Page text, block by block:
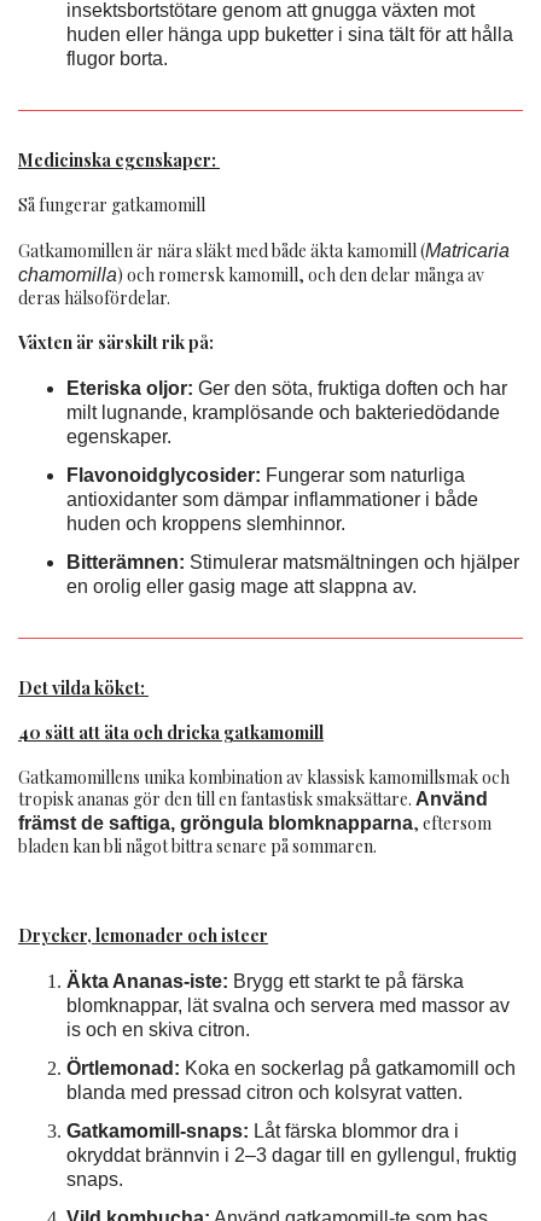
insektsbortstötare genom att gnugga växten mot
huden eller hänga upp buketter i sina tält för att hålla
flugor borta.
Medicinska egenskaper:
Så fungerar gatkamomill
Gatkamomillen är nära släkt med både äkta kamomill (Matricaria
chamomilla) och romersk kamomill, och den delar många av
deras hälsofördelar.
Växten är särskilt rik på:
Eteriska oljor: Ger den söta, fruktiga doften och har
milt lugnande, kramplösande och bakteriedödande
egenskaper.
Flavonoidglycosider: Fungerar som naturliga
antioxidanter som dämpar inflammationer i både
huden och kroppens slemhinnor.
Bitterämnen: Stimulerar matsmältningen och hjälper
en orolig eller gasig mage att slappna av.
Det vilda köket:
40 sätt att äta och dricka gatkamomill
Gatkamomillens unika kombination av klassisk kamomillsmak och
tropisk ananas gör den till en fantastisk smaksättare. Använd
främst de saftiga, gröngula blomknapparna, eftersom
bladen kan bli något bittra senare på sommaren.
Drycker, lemonader och isteer
Äkta Ananas-iste: Brygg ett starkt te på färska
blomknappar, lät svalna och servera med massor av
is och en skiva citron.
Örtlemonad: Koka en sockerlag på gatkamomill och
blanda med pressad citron och kolsyrat vatten.
Gatkamomill-snaps: Låt färska blommor dra i
okryddat brännvin i 2–3 dagar till en gyllengul, fruktig
snaps.